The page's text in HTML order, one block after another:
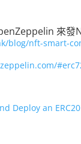
來發
blog/nft-smart-
Deploy an